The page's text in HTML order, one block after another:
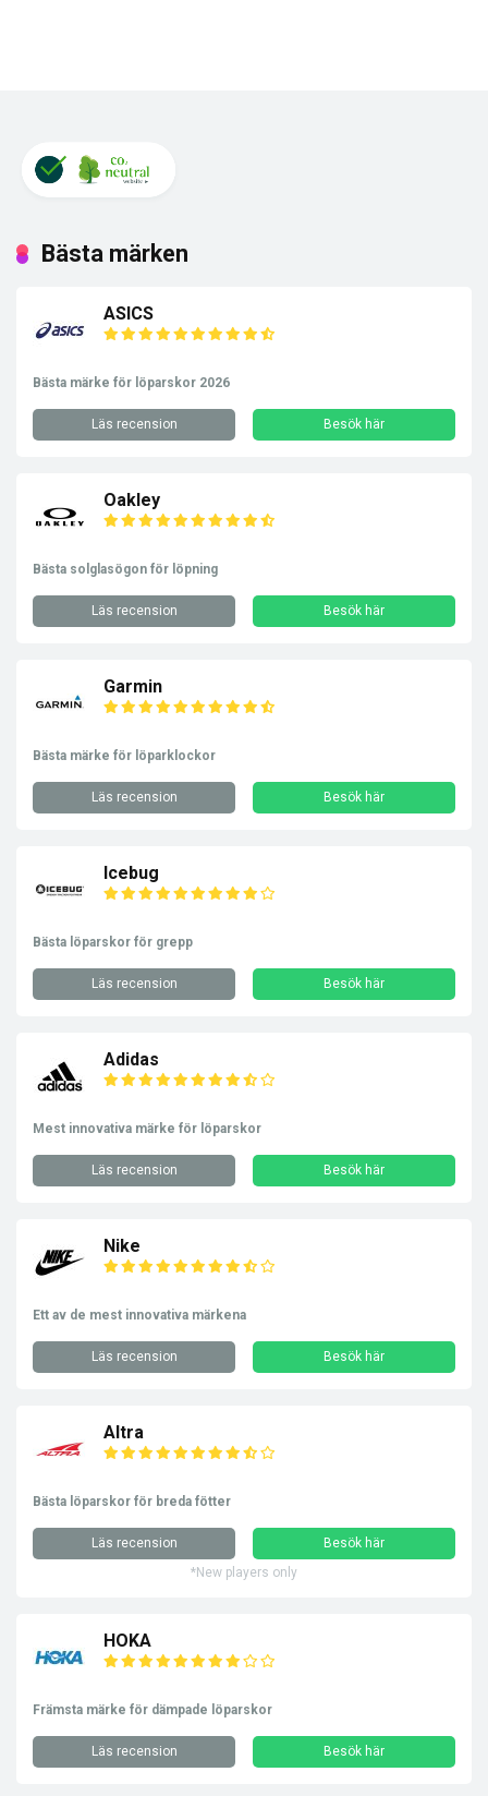
Bästa märken
ASICS
Bästa märke för löparskor 2026
Läs recension Besök här
Oakley
Bästa solglasögon för löpning
Läs recension Besök här
Garmin
Bästa märke för löparklockor
Läs recension Besök här
Icebug
Bästa löparskor för grepp
Läs recension Besök här
Adidas
Mest innovativa märke för löparskor
Läs recension Besök här
Nike
Ett av de mest innovativa märkena
Läs recension Besök här
Altra
Bästa löparskor för breda fötter
Läs recension
Besök här
*New players only
HOKA
Främsta märke för dämpade löparskor
Läs recension Besök här